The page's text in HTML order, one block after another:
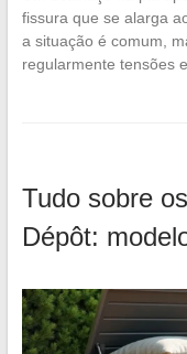
fissura que se alarga
a situação é comum,
regularmente tensões
Tudo sobre
Dépôt: